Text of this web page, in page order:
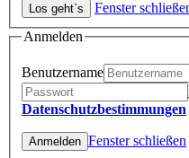
Fenster
Anmelden
Benutzername
Datenschutzbestimmungen
Fenster schließen